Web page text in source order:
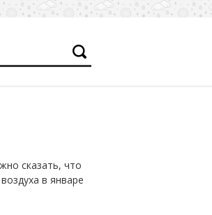
сказать, что
в январе